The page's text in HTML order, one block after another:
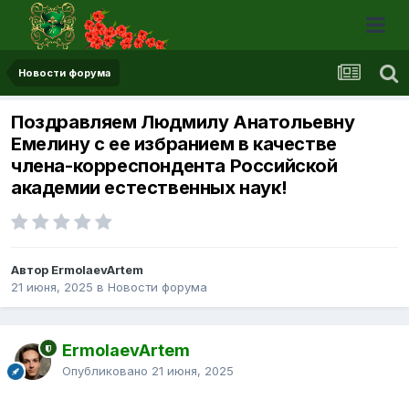
Новости форума
Поздравляем Людмилу Анатольевну
Емелину с ее избранием в качестве
члена-корреспондента Российской
академии естественных наук!
Автор ErmolaevArtem
21 июня, 2025 в Новости форума
ErmolaevArtem
Опубликовано 21 июня, 2025